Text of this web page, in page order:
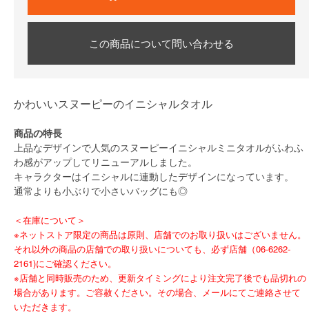
この商品について問い合わせる
かわいいスヌーピーのイニシャルタオル
商品の特長
上品なデザインで人気のスヌーピーイニシャルミニタオルがふわふ
わ感がアップしてリニューアルしました。
キャラクターはイニシャルに連動したデザインになっています。
通常よりも小ぶりで小さいバッグにも◎
＜在庫について＞
※ネットストア限定の商品は原則、店舗でのお取り扱いはございません。
それ以外の商品の店舗での取り扱いについても、必ず店舗（06-6262-
2161)にご確認ください。
※店舗と同時販売のため、更新タイミングにより注文完了後でも品切れの
場合があります。ご容赦ください。その場合、メールにてご連絡させて
いただきます。